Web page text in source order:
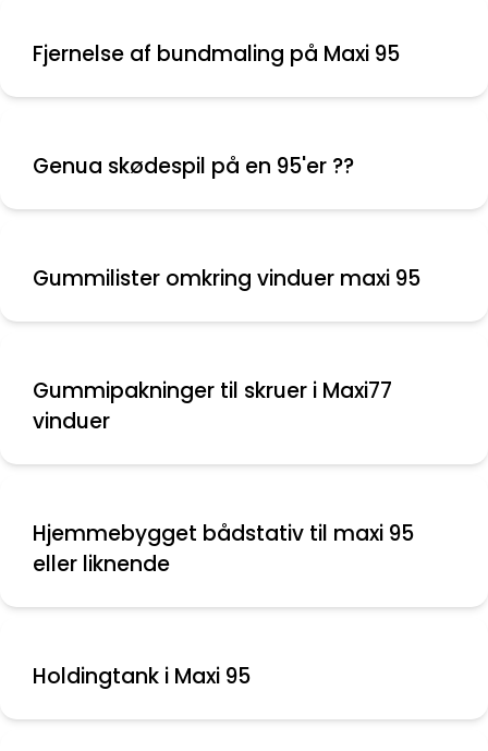
Fjernelse af bundmaling på Maxi 95
Genua skødespil på en 95'er ??
Gummilister omkring vinduer maxi 95
Gummipakninger til skruer i Maxi77
vinduer
Hjemmebygget bådstativ til maxi 95
eller liknende
Holdingtank i Maxi 95